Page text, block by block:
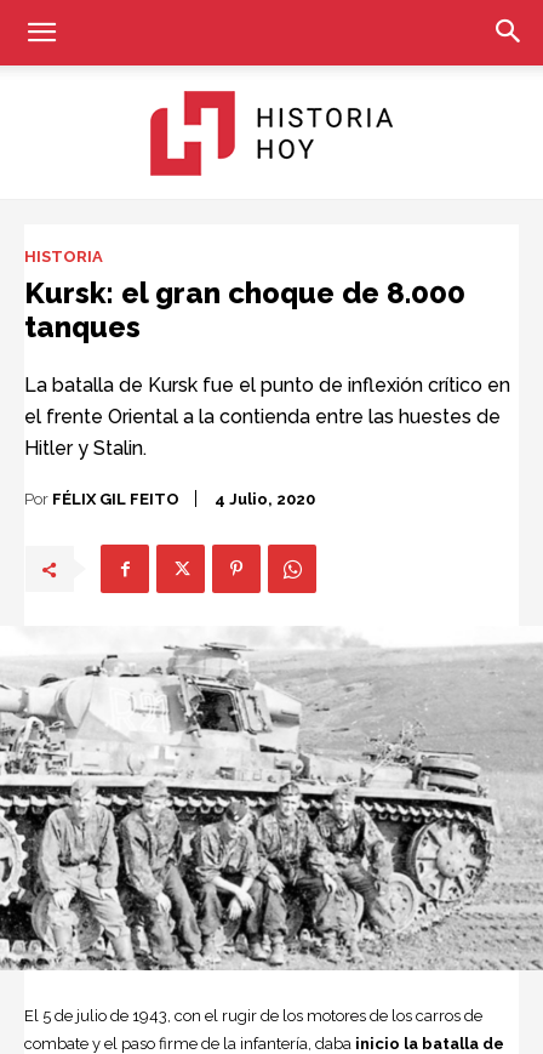
HISTORIA
Kursk: el gran choque de 8.000
tanques
La batalla de Kursk fue el punto de inflexión crítico en
el frente Oriental a la contienda entre las huestes de
Hitler y Stalin.
Por FÉLIX GIL FEITO 4 Julio, 2020
El 5 de julio de 1943, con el rugir de los motores de los carros de
combate y el paso firme de la infantería, daba inicio la batalla de